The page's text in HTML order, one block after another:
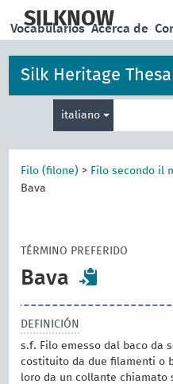
main
SILKNOW
Vocabularios Acerca de
Silk Heritage
italiano
Filo (filone) > Filo secondo il
Bava
TÉRMINO PREFERIDO
Bava
DEFINICIÓN
s.f. Filo emesso dal baco da
costituito da due filamenti o
loro da un collante chiamato